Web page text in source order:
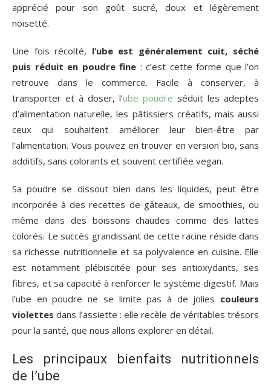
apprécié pour son goût sucré, doux et légèrement
noisetté.
Une fois récolté, l’ube est généralement cuit, séché
puis réduit en poudre fine : c’est cette forme que l’on
retrouve dans le commerce. Facile à conserver, à
transporter et à doser, l’ube poudre séduit les adeptes
d’alimentation naturelle, les pâtissiers créatifs, mais aussi
ceux qui souhaitent améliorer leur bien-être par
l’alimentation. Vous pouvez en trouver en version bio, sans
additifs, sans colorants et souvent certifiée vegan.
Sa poudre se dissout bien dans les liquides, peut être
incorporée à des recettes de gâteaux, de smoothies, ou
même dans des boissons chaudes comme des lattes
colorés. Le succès grandissant de cette racine réside dans
sa richesse nutritionnelle et sa polyvalence en cuisine. Elle
est notamment plébiscitée pour ses antioxydants, ses
fibres, et sa capacité à renforcer le système digestif. Mais
l’ube en poudre ne se limite pas à de jolies couleurs
violettes dans l’assiette : elle recèle de véritables trésors
pour la santé, que nous allons explorer en détail.
Les principaux bienfaits nutritionnels
de l’ube